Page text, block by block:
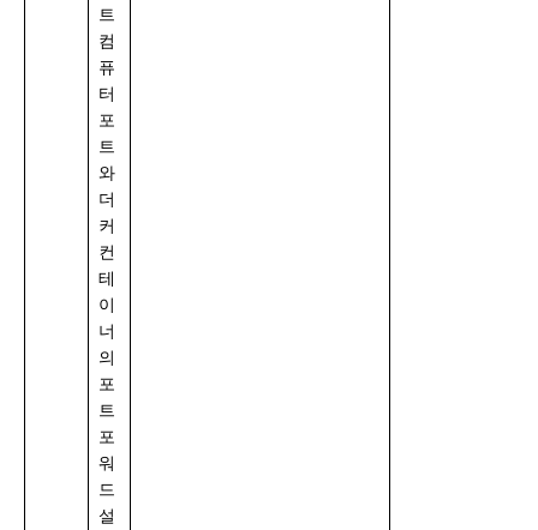
트
컴
퓨
터
포
트
와
더
커
컨
테
이
너
의
포
트
포
워
드
설